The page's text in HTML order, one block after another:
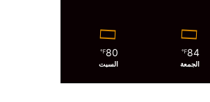
84
℉
الجمعة
80
℉
السبت